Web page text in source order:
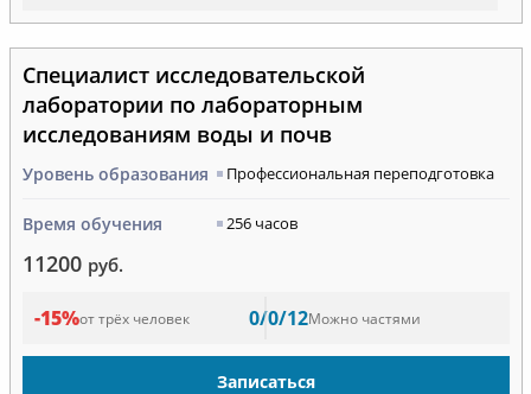
Специалист исследовательской
лаборатории по лабораторным
исследованиям воды и почв
Уровень образования Профессиональная переподготовка
Время обучения 256 часов
11200 руб.
-15%от трёх человек 0/0/12Можно частями
Записаться